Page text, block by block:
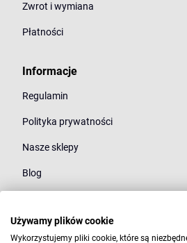
Zwrot i wymiana
Płatności
Informacje
Regulamin
Polityka prywatności
Nasze sklepy
Blog
Młodzież
Używamy plików cookie
Wykorzystujemy pliki cookie, które są